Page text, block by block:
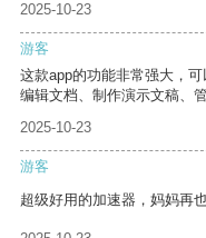
2025-10-23
游客
这款app的功能非常强大，
编辑文档、制作演示文稿、
2025-10-23
游客
超级好用的加速器，妈妈再